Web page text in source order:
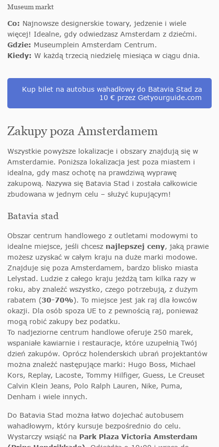
Museum markt
Co: Najnowsze designerskie towary, jedzenie i wiele
więcej! Idealne, gdy odwiedzasz Amsterdam z dziećmi.
Gdzie: Museumplein Amsterdam Centrum.
Kiedy: W każdą trzecią niedzielę miesiąca w ciągu dnia.
Kup bilet na autobus wahadłowy do Batavia Stad za
10 € przez Getyourguide.com
Zakupy poza Amsterdamem
Wszystkie powyższe lokalizacje i obszary znajdują się w
Amsterdamie. Poniższa lokalizacja jest poza miastem i
idealna, gdy masz ochotę na prawdziwą wyprawę
zakupową. Nazywa się Batavia Stad i została całkowicie
zbudowana w jednym celu – służyć kupującym!
Batavia stad
Obszar centrum handlowego z outletami modowymi to
idealne miejsce, jeśli chcesz najlepszej ceny, jaką prawie
możesz uzyskać w całym kraju na duże marki modowe.
Znajduje się poza Amsterdamem, bardzo blisko miasta
Lelystad. Ludzie z całego kraju jeżdżą tam kilka razy w
roku, aby znaleźć wszystko, czego potrzebują, z dużym
rabatem (30-70%). To miejsce jest jak raj dla łowców
okazji. Dla osób spoza UE to z pewnością raj, ponieważ
mogą robić zakupy bez podatku.
To nadjeziorne centrum handlowe oferuje 250 marek,
wspaniałe kawiarnie i restauracje, które uzupełnią Twój
dzień zakupów. Oprócz holenderskich ubrań projektantów
można znaleźć następujące marki: Hugo Boss, Michael
Kors, Replay, Lacoste, Tommy Hilfiger, Guess, Le Creuset
Calvin Klein Jeans, Polo Ralph Lauren, Nike, Puma,
Denham i wiele innych.
Do Batavia Stad można łatwo dojechać autobusem
wahadłowym, który kursuje bezpośrednio do celu.
Wystarczy wsiąść na Park Plaza Victoria Amsterdam